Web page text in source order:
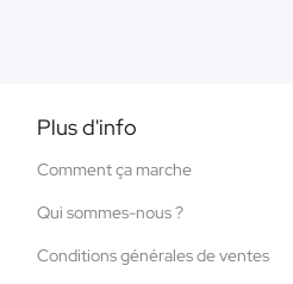
Plus d'info
Comment ça marche
Qui sommes-nous ?
Conditions générales de ventes